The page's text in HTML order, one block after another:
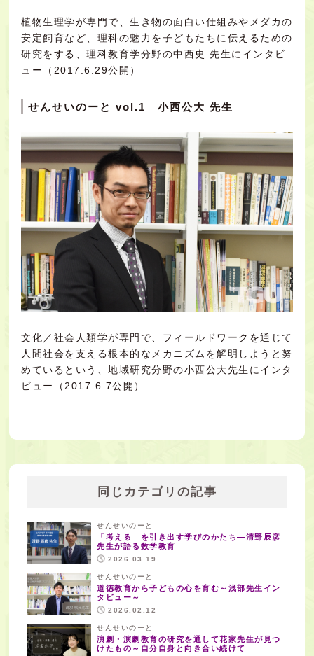
植物生理学が専門で、生き物の面白い仕組みやメダカの
安定飼育など、理科の魅力を子どもたちに伝えるための
研究をする、理科教育学分野の中西史 先生にインタビ
ュー（2017.6.29公開）
せんせいのーと vol.1 小西公大 先生
文化／社会人類学が専門で、フィールドワークを通じて
人間社会を支える根本的なメカニズムを解明しようと努
めているという、地域研究分野の小西公大先生にインタ
ビュー（2017.6.7公開）
同じカテゴリの記事
せんせいのーと
「考える」を引き出す学びのかたち―清野辰彦
先生が語る数学教育
2026.03.19
せんせいのーと
道徳教育から子どもの心を育む～浅部先生イン
タビュー～
2026.02.12
せんせいのーと
演劇・演劇教育の研究を通して花家先生が見つ
けたもの～自分自身と向き合い続けて